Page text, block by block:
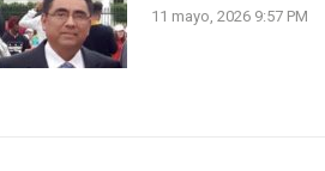
11 mayo, 2026 9:57 PM